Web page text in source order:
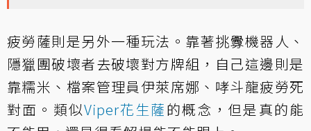
疲勞薩則是另外一種玩法。靠著挑釁機器人、
隱獵團破壞者去破壞對方牌組，自己這邊則是
靠糯米、檔案管理員伊萊席娜、哮斗龍疲勞死
對面。類似Viper花生薩的概念，但是真的能